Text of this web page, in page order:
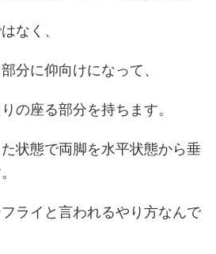
なく、
分に仰向けになって、
の座る部分を持ちます。
状態で両脚を水平状態から垂
ライと言われるやり方なんで